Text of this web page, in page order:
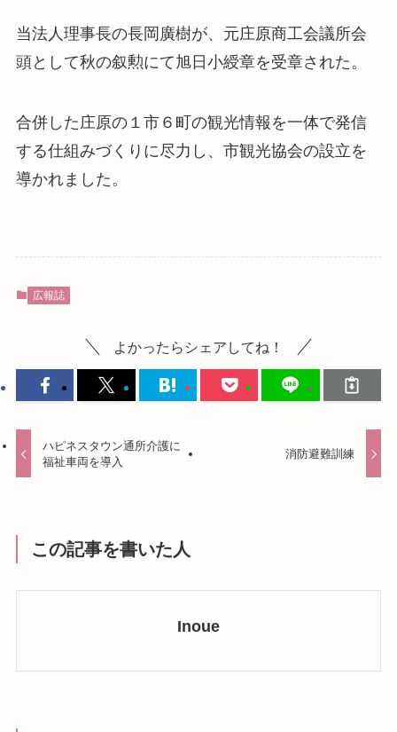
当法人理事長の長岡廣樹が、元庄原商工会議所会
頭として秋の叙勲にて旭日小綬章を受章された。
合併した庄原の１市６町の観光情報を一体で発信
する仕組みづくりに尽力し、市観光協会の設立を
導かれました。
広報誌
よかったらシェアしてね！
ハピネスタウン通所介護に
福祉車両を導入
消防避難訓練
この記事を書いた人
Inoue